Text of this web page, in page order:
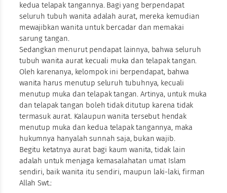
kedua telapak tangannya. Bagi yang berpendapat
seluruh tubuh wanita adalah aurat, mereka kemudian
mewajibkan wanita untuk bercadar dan memakai
sarung tangan.
Sedangkan menurut pendapat lainnya, bahwa seluruh
tubuh wanita aurat kecuali muka dan telapak tangan.
Oleh karenanya, kelompok ini berpendapat, bahwa
wanita harus menutup seluruh tubuhnya, kecuali
menutup muka dan telapak tangan. Artinya, untuk muka
dan telapak tangan boleh tidak ditutup karena tidak
termasuk aurat. Kalaupun wanita tersebut hendak
menutup muka dan kedua telapak tangannya, maka
hukumnya hanyalah sunnah saja, bukan wajib.
Begitu ketatnya aurat bagi kaum wanita, tidak lain
adalah untuk menjaga kemasalahatan umat Islam
sendiri, baik wanita itu sendiri, maupun laki-laki, firman
Allah Swt.: